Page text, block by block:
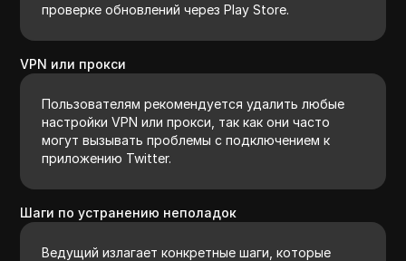
проверке обновлений через Play Store.
VPN или прокси
Пользователям рекомендуется удалить любые
настройки VPN или прокси, так как они часто
могут вызывать проблемы с подключением к
приложению Twitter.
Шаги по устранению неполадок
Ведущий излагает конкретные шаги, которые